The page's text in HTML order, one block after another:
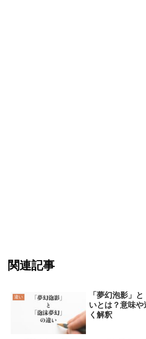
関連記事
違い
「夢幻泡影」
いとは？意味
く解釈